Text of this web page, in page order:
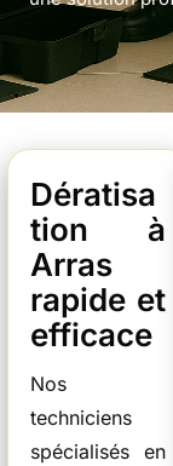
Dératisa
tion à
Arras
rapide et
efficace
Nos
techniciens
spécialisés en